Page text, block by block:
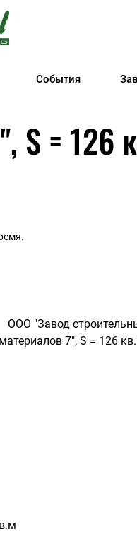
События
S = 126